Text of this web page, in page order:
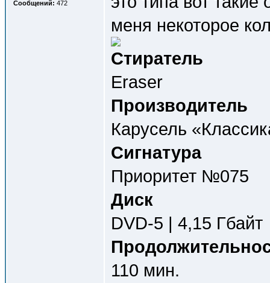
Сообщений: 472
меня некоторое
Стиратель
Eraser
Производитель
Карусель
Сигнатура
Приоритет №075
Диск
DVD-5 | 4,15 Гбайт
110 мин.